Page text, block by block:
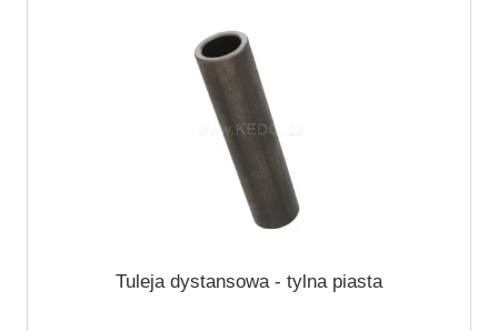
Tuleja dystansowa - tylna piasta